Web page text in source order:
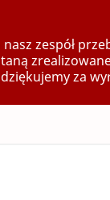
zespół
za